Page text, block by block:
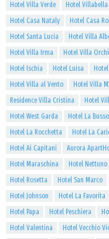
Hotel Villa Verde
Hotel Villabella
Hotel Casa Nataly
Hotel Casa
Hotel Santa Lucia
Hotel Villa
Hotel Villa Irma
Hotel Villa
Hotel Ischia
Hotel Luisa
Hotel Villa al Vento
Hotel Villa
Residence Villa Cristina
Hotel
Hotel West Garda
Hotel La
Hotel La Rocchetta
Hotel La
Hotel Ai Capitani
Aurora
Hotel Maraschina
Hotel Nettuno
Hotel Rosetta
Hotel San Marco
Hotel Johnson
Hotel La Favorita
Hotel Papa
Hotel Peschiera
Hotel Valentina
Hotel Vecchio